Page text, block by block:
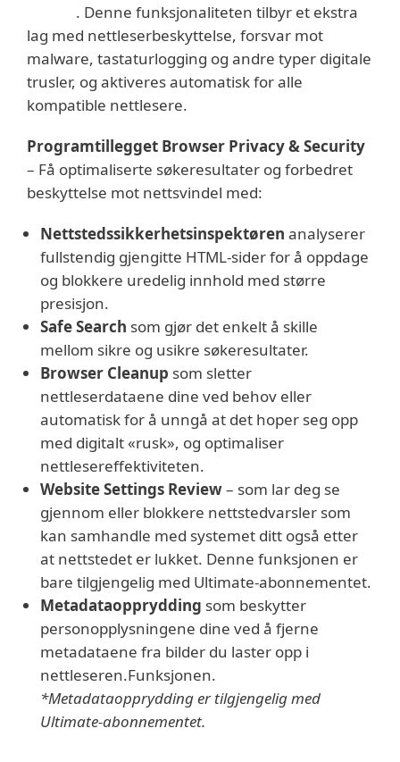
. Denne funksjonaliteten tilbyr et ekstra
lag med nettleserbeskyttelse, forsvar mot
malware, tastaturlogging og andre typer digitale
trusler, og aktiveres automatisk for alle
kompatible nettlesere.
Programtillegget Browser Privacy & Security
– Få optimaliserte søkeresultater og forbedret
beskyttelse mot nettsvindel med:
Nettstedssikkerhetsinspektøren analyserer
fullstendig gjengitte HTML-sider for å oppdage
og blokkere uredelig innhold med større
presisjon.
Safe Search som gjør det enkelt å skille
mellom sikre og usikre søkeresultater.
Browser Cleanup som sletter
nettleserdataene dine ved behov eller
automatisk for å unngå at det hoper seg opp
med digitalt «rusk», og optimaliser
nettlesereffektiviteten.
Website Settings Review– som lar deg se
gjennom eller blokkere nettstedvarsler som
kan samhandle med systemet ditt også etter
at nettstedet er lukket. Denne funksjonen er
bare tilgjengelig med Ultimate-abonnementet.
Metadataopprydding som beskytter
personopplysningene dine ved å fjerne
metadataene fra bilder du laster opp i
nettleseren.Funksjonen.
*Metadataopprydding er tilgjengelig med
Ultimate-abonnementet.